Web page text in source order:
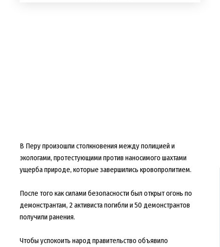
В Перу произошли столкновения между полицией и
экологами, протестующими против наносимого шахтами
ущерба природе, которые завершились кровопролитием.
После того как силами безопасности был открыт огонь по
демонстрантам, 2 активиста погибли и 50 демонстрантов
получили ранения.
Чтобы успокоить народ правительство объявило